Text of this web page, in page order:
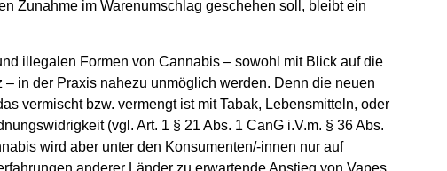
Zunahme im Warenumschlag geschehen soll, bleibt ein
illegalen Formen von Cannabis – sowohl mit Blick auf die
in der Praxis nahezu unmöglich werden. Denn die neuen
vermischt bzw. vermengt ist mit Tabak, Lebensmitteln, oder
(vgl. Art. 1 § 21 Abs. 1 CanG i.V.m. § 36 Abs.
wird aber unter den Konsumenten/-innen nur auf
anderer Länder zu erwartende Anstieg von Vapes,